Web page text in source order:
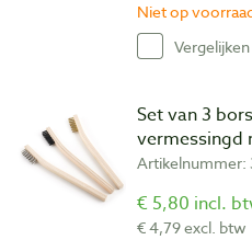
Niet op
Vergelijken
Set van 3
vermessingd
Artikelnummer:
€ 5,80 incl.
€ 4,79 excl. btw